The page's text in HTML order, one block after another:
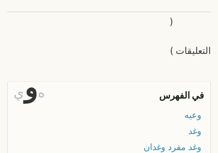
التعليقات
(
)
في الفهرس هو ي
وعيه
وغد
وغد مفرد وغدان